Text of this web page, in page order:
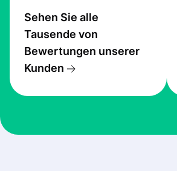
Sehen Sie alle
Tausende von
Bewertungen unserer
Kunden